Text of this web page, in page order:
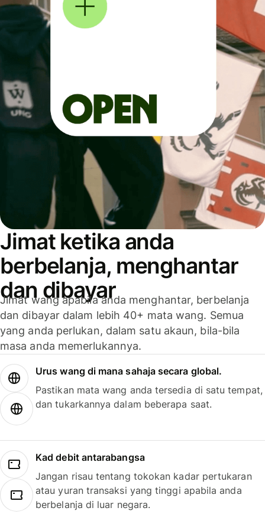
Jimat ketika anda
berbelanja, menghantar
dan dibayar
Jimat wang apabila anda menghantar, berbelanja
dan dibayar dalam lebih 40+ mata wang. Semua
yang anda perlukan, dalam satu akaun, bila-bila
masa anda memerlukannya.
Urus wang di mana sahaja secara global.
Pastikan mata wang anda tersedia di satu tempat,
dan tukarkannya dalam beberapa saat.
Kad debit antarabangsa
Jangan risau tentang tokokan kadar pertukaran
atau yuran transaksi yang tinggi apabila anda
berbelanja di luar negara.